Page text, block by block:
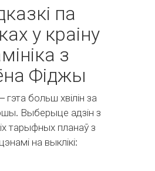
па
у краіну
з
Фіджы
больш хвілін за
Выберыце адзін з
тарыфных планаў з
цэнамі на выклікі: